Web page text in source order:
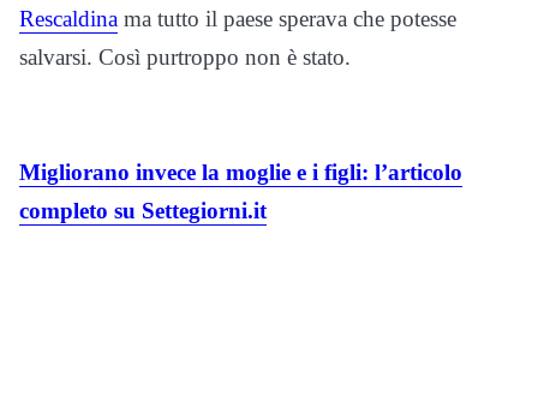
Rescaldina ma tutto il paese sperava che potesse
salvarsi. Così purtroppo non è stato.
Migliorano invece la moglie e i figli: l’articolo
completo su Settegiorni.it